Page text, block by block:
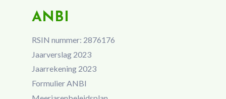
ANBI
RSIN nummer: 2876176
Jaarverslag 2023
Jaarrekening 2023
Formulier ANBI